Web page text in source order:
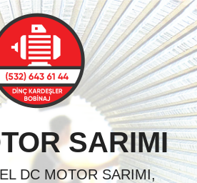
SARIMI
DC MOTOR SARIMI,